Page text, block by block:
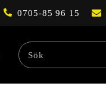
0705-85 96 15